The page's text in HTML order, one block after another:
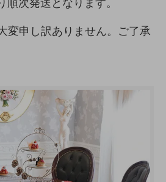
次発送となります。
変申し訳ありません。ご了承